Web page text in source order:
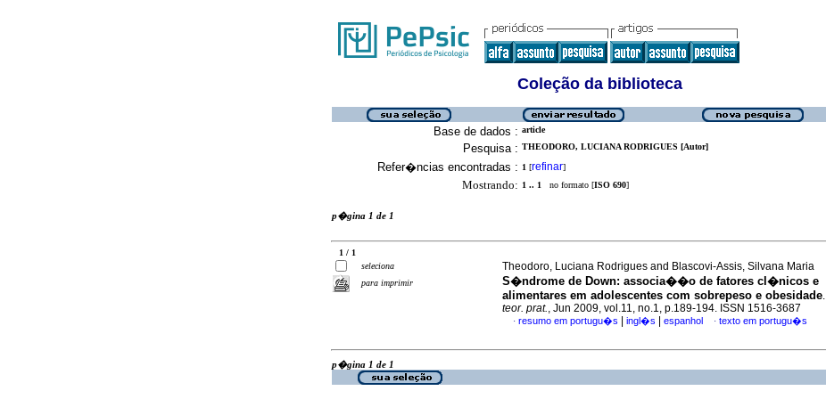
Coleção da biblioteca
Base de dados : article
Pesquisa : THEODORO, LUCIANA RODRIGUES [Autor]
Refer�ncias encontradas : 1 [refinar]
Mostrando: 1 .. 1 no formato [ISO 690]
p�gina 1 de 1
1 / 1
seleciona
para imprimir
Theodoro, Luciana Rodrigues and Blascovi-Assis, Silvana Maria
S�ndrome de Down: associa��o de fatores cl�nicos e
alimentares em adolescentes com sobrepeso e obesidade.
teor. prat., Jun 2009, vol.11, no.1, p.189-194. ISSN 1516-3687
· resumo em portugu�s ingl�s espanhol · texto em portugu�s
p�gina 1 de 1